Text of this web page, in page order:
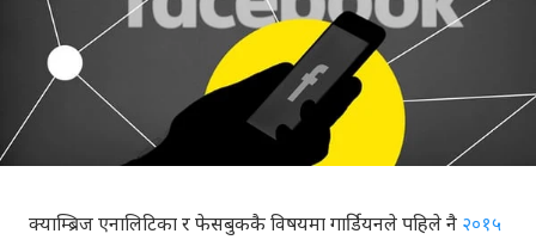
क्याम्ब्रिज एनालिटिका र फेसबुककै विषयमा गार्डियनले पहिले नै २०१५